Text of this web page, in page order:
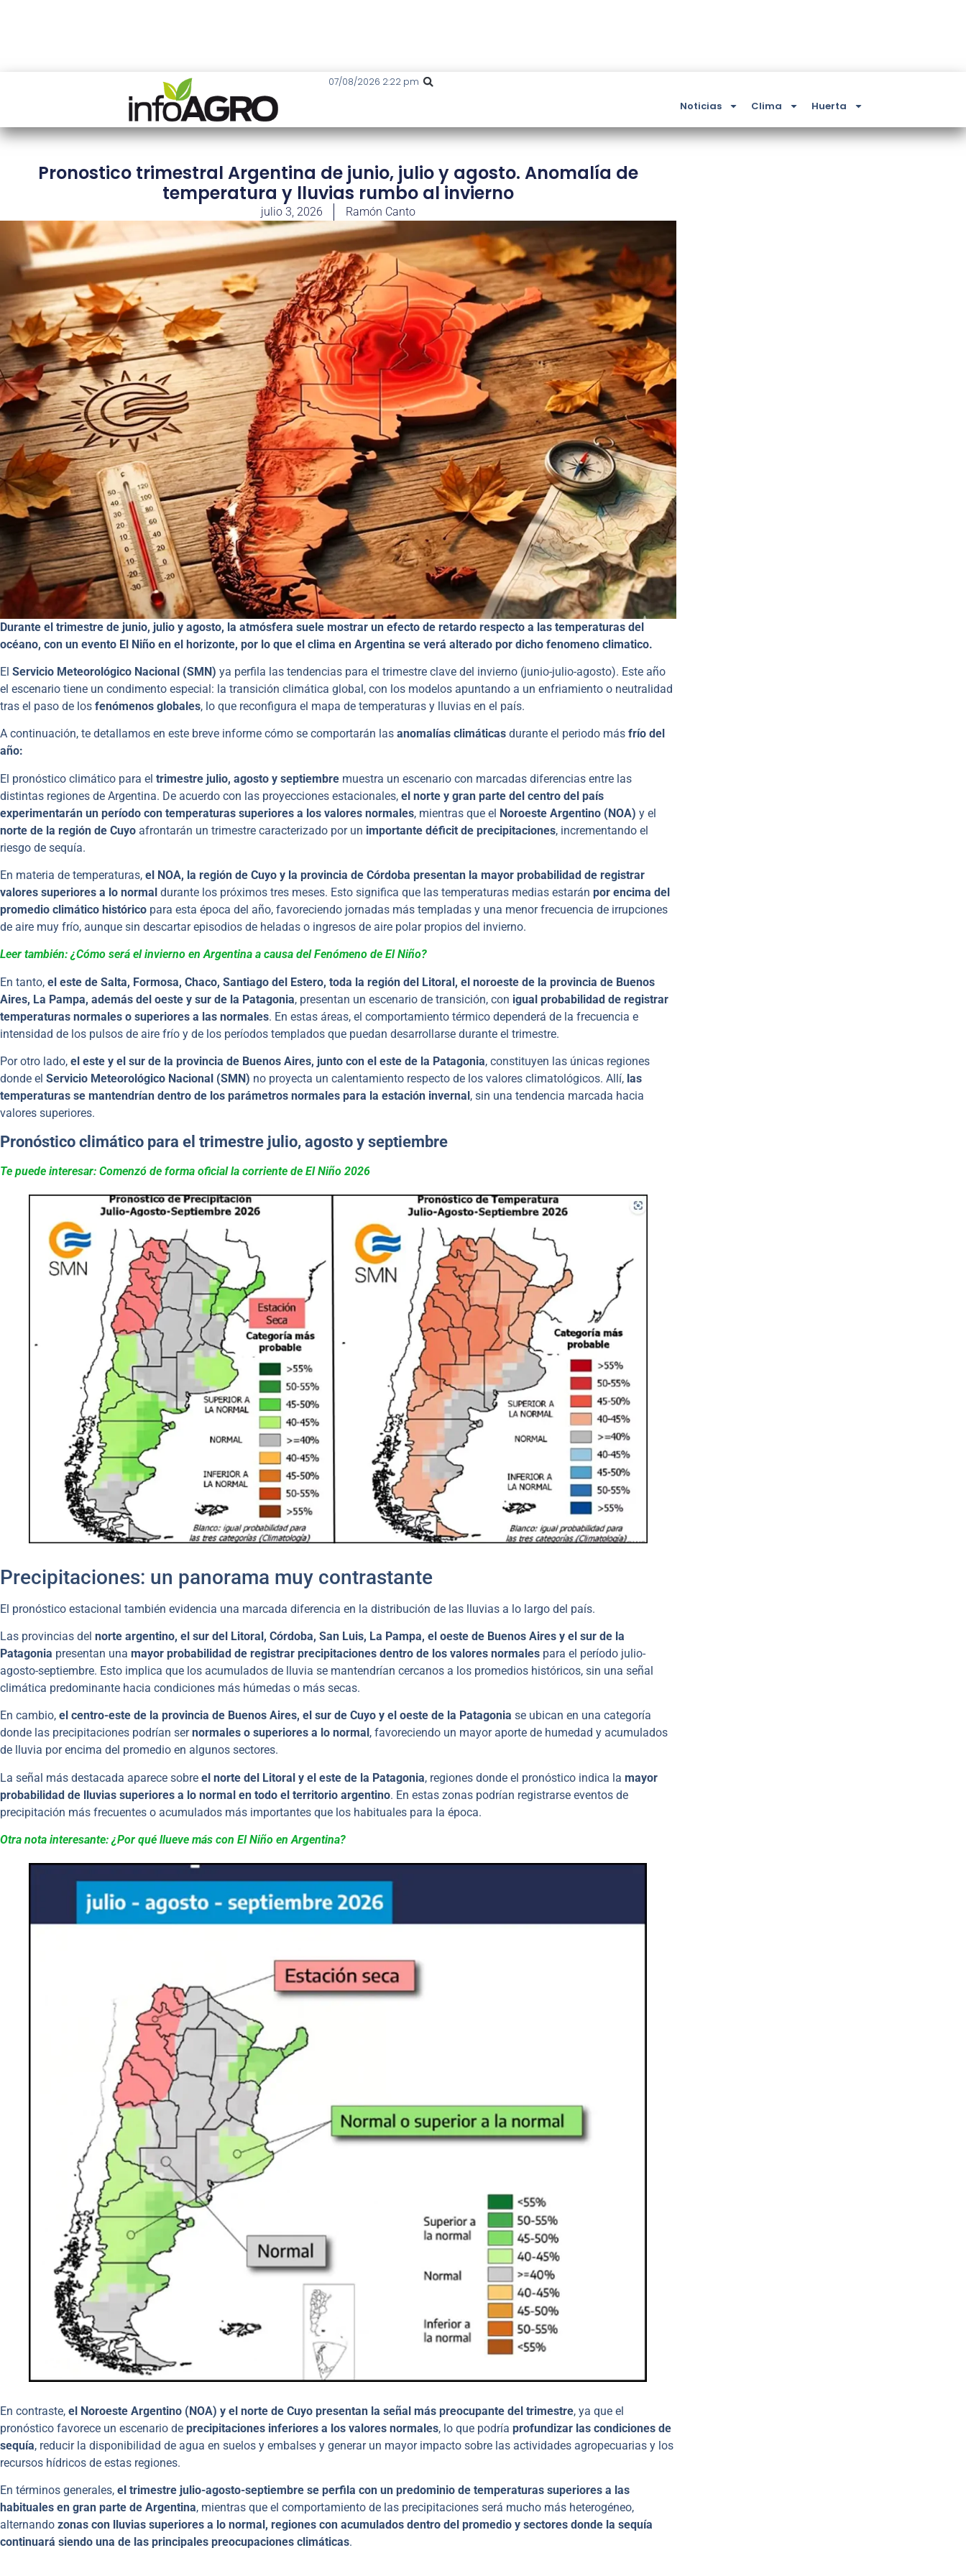
07/08/2026 2:22 pm
Noticias Clima Huerta
Pronostico trimestral Argentina de junio, julio y agosto. Anomalía de
temperatura y lluvias rumbo al invierno
julio 3, 2026 Ramón Canto
Durante el trimestre de junio, julio y agosto, la atmósfera suele mostrar un efecto de retardo respecto a las temperaturas del
océano, con un evento El Niño en el horizonte, por lo que el clima en Argentina se verá alterado por dicho fenomeno climatico.
El Servicio Meteorológico Nacional (SMN) ya perfila las tendencias para el trimestre clave del invierno (junio-julio-agosto). Este año
el escenario tiene un condimento especial: la transición climática global, con los modelos apuntando a un enfriamiento o neutralidad
tras el paso de los fenómenos globales, lo que reconfigura el mapa de temperaturas y lluvias en el país.
A continuación, te detallamos en este breve informe cómo se comportarán las anomalías climáticas durante el periodo más frío del
año:
El pronóstico climático para el trimestre julio, agosto y septiembre muestra un escenario con marcadas diferencias entre las
distintas regiones de Argentina. De acuerdo con las proyecciones estacionales, el norte y gran parte del centro del país
experimentarán un período con temperaturas superiores a los valores normales, mientras que el Noroeste Argentino (NOA) y el
norte de la región de Cuyo afrontarán un trimestre caracterizado por un importante déficit de precipitaciones, incrementando el
riesgo de sequía.
En materia de temperaturas, el NOA, la región de Cuyo y la provincia de Córdoba presentan la mayor probabilidad de registrar
valores superiores a lo normal durante los próximos tres meses. Esto significa que las temperaturas medias estarán por encima del
promedio climático histórico para esta época del año, favoreciendo jornadas más templadas y una menor frecuencia de irrupciones
de aire muy frío, aunque sin descartar episodios de heladas o ingresos de aire polar propios del invierno.
Leer también: ¿Cómo será el invierno en Argentina a causa del Fenómeno de El Niño?
En tanto, el este de Salta, Formosa, Chaco, Santiago del Estero, toda la región del Litoral, el noroeste de la provincia de Buenos
Aires, La Pampa, además del oeste y sur de la Patagonia, presentan un escenario de transición, con igual probabilidad de registrar
temperaturas normales o superiores a las normales. En estas áreas, el comportamiento térmico dependerá de la frecuencia e
intensidad de los pulsos de aire frío y de los períodos templados que puedan desarrollarse durante el trimestre.
Por otro lado, el este y el sur de la provincia de Buenos Aires, junto con el este de la Patagonia, constituyen las únicas regiones
donde el Servicio Meteorológico Nacional (SMN) no proyecta un calentamiento respecto de los valores climatológicos. Allí, las
temperaturas se mantendrían dentro de los parámetros normales para la estación invernal , sin una tendencia marcada hacia
valores superiores.
Pronóstico climático para el trimestre julio, agosto y septiembre
Te puede interesar: Comenzó de forma oficial la corriente de El Niño 2026
Precipitaciones: un panorama muy contrastante
El pronóstico estacional también evidencia una marcada diferencia en la distribución de las lluvias a lo largo del país.
Las provincias del norte argentino, el sur del Litoral, Córdoba, San Luis, La Pampa, el oeste de Buenos Aires y el sur de la
Patagonia presentan una mayor probabilidad de registrar precipitaciones dentro de los valores normales para el período julio-
agosto-septiembre. Esto implica que los acumulados de lluvia se mantendrían cercanos a los promedios históricos, sin una señal
climática predominante hacia condiciones más húmedas o más secas.
En cambio, el centro-este de la provincia de Buenos Aires, el sur de Cuyo y el oeste de la Patagonia se ubican en una categoría
donde las precipitaciones podrían sernormales o superiores a lo normal , favoreciendo un mayor aporte de humedad y acumulados
de lluvia por encima del promedio en algunos sectores.
La señal más destacada aparece sobre el norte del Litoral y el este de la Patagonia, regiones donde el pronóstico indica la mayor
probabilidad de lluvias superiores a lo normal en todo el territorio argentino. En estas zonas podrían registrarse eventos de
precipitación más frecuentes o acumulados más importantes que los habituales para la época.
Otra nota interesante: ¿Por qué llueve más con El Niño en Argentina?
En contraste, el Noroeste Argentino (NOA) y el norte de Cuyo presentan la señal más preocupante del trimestre, ya que el
pronóstico favorece un escenario de precipitaciones inferiores a los valores normales, lo que podría profundizar las condiciones de
sequía, reducir la disponibilidad de agua en suelos y embalses y generar un mayor impacto sobre las actividades agropecuarias y los
recursos hídricos de estas regiones.
En términos generales, el trimestre julio-agosto-septiembre se perfila con un predominio de temperaturas superiores a las
habituales en gran parte de Argentina, mientras que el comportamiento de las precipitaciones será mucho más heterogéneo,
alternando zonas con lluvias superiores a lo normal, regiones con acumulados dentro del promedio y sectores donde la sequía
continuará siendo una de las principales preocupaciones climáticas.